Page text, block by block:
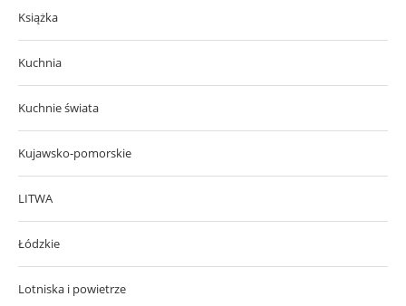
Książka
Kuchnia
Kuchnie świata
Kujawsko-pomorskie
LITWA
Łódzkie
Lotniska i powietrze